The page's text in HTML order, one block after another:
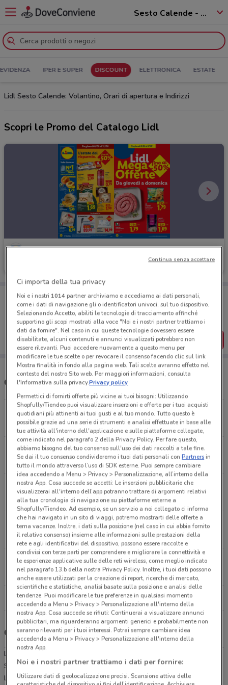
Sesto Calende - 21018
IPER E SUPER DISCOUNT ELETTRONICA ESTATE
Lidl Sesto Calende: Volantino, Orari di apertura e Indirizzi
Scopri le Promo del Catalogo Lidl
Lidl
Porta DoveConviene sempre con te!
Puoi trovare le migliori offerte dei negozi vicino a te,
salvarle e creare la tua lista del risparmio, comodamente
dal tuo cellulare.
SCARICA L’APP
Orari Lidl e Indirizzi Supermercati
Sempione, 44 Sesto Calende
1.5 km
CHIUSO
Via Milano, 97 Arona
6.4 km
CHIUSO
Via Milano, 142 Somma Lombardo
8.5 km
CHIUSO
Viale Marconi, Snc Borgomanero
13.8 km
CHIUSO
Via Gerli Arioli, 42 Gavirate
14.6 km
CHIUSO
Tutti i negozi Lidl
Gli sconti del nuovo volantino Lidl e i negozi
Lidl è presente in vari punti della città: lo trovi in Sempione 44
Sesto Calende, Via Milano 97 Arona, Via Milano 142 Somma
Lombardo, Viale Marconi Snc Borgomanero, Via Gerli Arioli 42
Ci importa della tua privacy
Noi e i nostri 1014partner archiviamo e accediamo ai dati personali,
come i dati di navigazione gli o identificatori univoci, sul tuo dispositivo.
Selezionando Accetto, abiliti le tecnologie di tracciamento affinché
supportino gli scopi mostrati alla voce "Noi e i nostri partner trattiamo i
dati da fornire". Nel caso in cui queste tecnologie dovessero essere
disabilitate, alcuni contenuti e annunci visualizzati potrebbero non
essere rilevanti. Puoi accedere nuovamente a questo menu per
modificare le tue scelte o per revocare il consenso facendo clic sul link
Mostra finalità in fondo alla pagina web. Tali scelte avranno effetto nel
contesto del nostro Sito web. Per maggiori informazioni, consulta
l'Informativa sulla privacy.Privacy policy
Permettici di fornirti offerte più vicine ai tuoi bisogni: Utilizzando
Shopfully/Tiendeo puoi visualizzare inserzioni e offerte per i tuoi acquisti
quotidiani più attinenti ai tuoi gusti e al tuo mondo. Tutto questo è
possibile grazie ad una serie di strumenti e analisi effettuate in base alle
tue attività all'interno dell'applicazione e sulle piattaforme collegate,
come indicato nel paragrafo 2 della Privacy Policy. Per fare questo,
abbiamo bisogno del tuo consenso sull'uso dei dati raccolti a tale fine.
Se dai il tuo consenso condivideremo i tuoi dati personali conPartnersin
tutto il mondo attraverso l’uso di SDK esterne. Puoi sempre cambiare
idea accedendo a Menu > Privacy > Personalizzazione, all’interno della
nostra App. Cosa succede se accetti: Le inserzioni pubblicitarie che
visualizzerai all'interno dell’app potranno trattare di argomenti relativi
alla tua cronologia di navigazione su piattaforme esterne a
Shopfully/Tiendeo. Ad esempio, se un servizio a noi collegato ci informa
che hai navigato in un sito di viaggi, potremo mostrarti delle offerte a
tema vacanze. Inoltre, i dati sulla posizione (nel caso in cui abbia fornito
il relativo consenso) insieme alle informazioni sulle prestazioni della
rete e agli identificativi del dispositivo, possono essere raccolte e
condivisi con terze parti per comprendere e migliorare la connettività e
le esperienze applicative sulle delle reti wireless, come meglio indicato
nel paragrafo 13.b della nostra Privacy Policy. Inoltre, i tuoi dati possono
anche essere utilizzati per la creazione di report, ricerche di mercato,
scientifiche e statistiche, analisi basate sulla posizione e analisi delle
tendenze. Puoi modificare le tue preferenze in qualsiasi momento
accedendo a Menu > Privacy > Personalizzazione all'interno della
nostra App. Cosa succede se rifiuti: Continuerai a visualizzare annunci
pubblicitari, ma riguarderanno argomenti generici e probabilmente non
saranno rilevanti per i tuoi interessi. Potrai sempre cambiare idea
accedendo a Menu > Privacy > Personalizzazione all'interno della
nostra App.
Noi e i nostri partner trattiamo i dati per fornire:
Utilizzare dati di geolocalizzazione precisi. Scansione attiva delle
Continua senza accettare